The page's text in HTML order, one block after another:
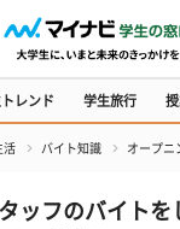
レンド 学生旅行
活 バイト知識 オープニ
ッフのバイトを